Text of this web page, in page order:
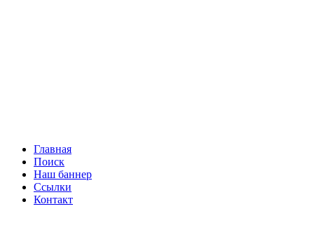
Главная
Поиск
Наш баннер
Ссылки
Контакт